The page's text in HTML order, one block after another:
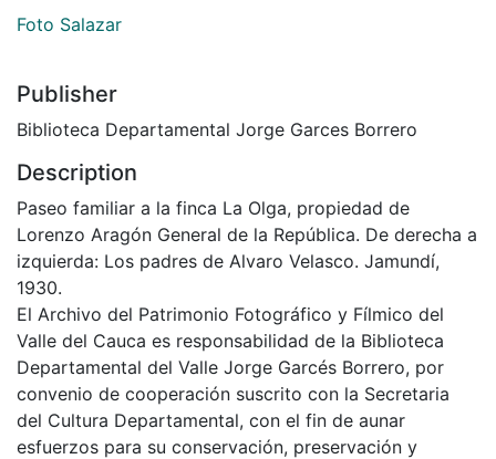
Foto Salazar
Publisher
Biblioteca Departamental Jorge Garces Borrero
Description
Paseo familiar a la finca La Olga, propiedad de
Lorenzo Aragón General de la República. De derecha a
izquierda: Los padres de Alvaro Velasco. Jamundí,
1930.
El Archivo del Patrimonio Fotográfico y Fílmico del
Valle del Cauca es responsabilidad de la Biblioteca
Departamental del Valle Jorge Garcés Borrero, por
convenio de cooperación suscrito con la Secretaria
del Cultura Departamental, con el fin de aunar
esfuerzos para su conservación, preservación y